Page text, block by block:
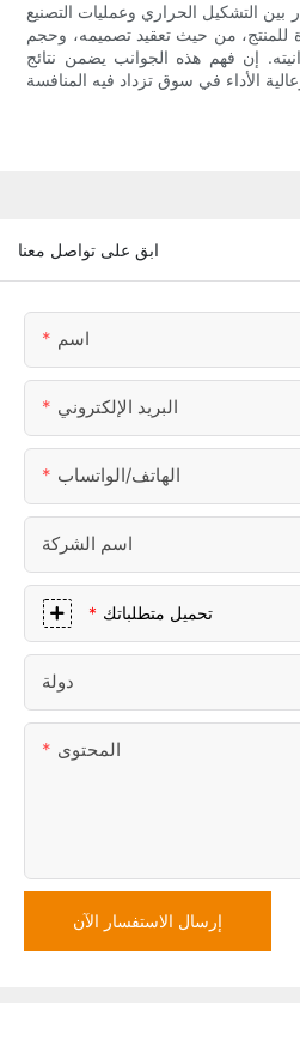
بين التشكيل الحراري وعمليات التصنيع
للمنتج، من حيث تعقيد تصميمه، وحجم
إن فهم هذه الجوانب يضمن نتائج
ابق على تواصل معنا
اسم
البريد الإلكتروني
الهاتف/الواتساب
اسم الشركة
تحميل متطلباتك
دولة
المحتوى
إرسال الاستفسار الآن